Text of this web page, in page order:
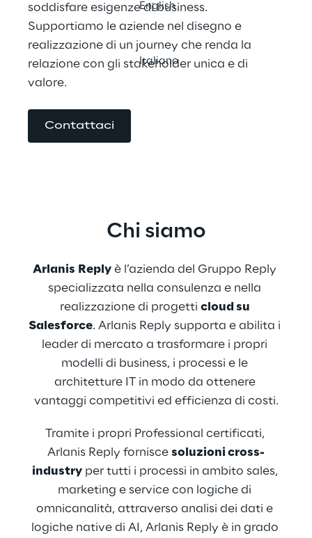
English
Italiano
soddisfare esigenze di business.
Supportiamo le aziende nel disegno e
realizzazione di un journey che renda la
relazione con gli stakeholder unica e di
valore.
Contattaci
Chi siamo
Arlanis Reply è l’azienda del Gruppo Reply
specializzata nella consulenza e nella
realizzazione di progetti cloud su
Salesforce. Arlanis Reply supporta e abilita i
leader di mercato a trasformare i propri
modelli di business, i processi e le
architetture IT in modo da ottenere
vantaggi competitivi ed efficienza di costi.
Tramite i propri Professional certificati,
Arlanis Reply fornisce soluzioni cross-
industry per tutti i processi in ambito sales,
marketing e service con logiche di
omnicanalità, attraverso analisi dei dati e
logiche native di AI, Arlanis Reply è in grado